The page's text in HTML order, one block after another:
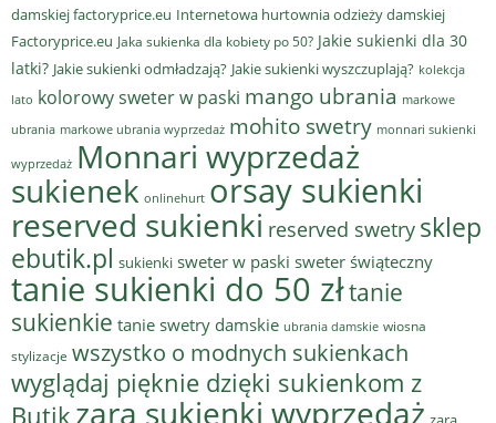
damskiej factoryprice.eu Internetowa hurtownia odzieży damskiej
Factoryprice.eu Jaka sukienka dla kobiety po 50? Jakie sukienki dla 30
latki? Jakie sukienki odmładzają? Jakie sukienki wyszczuplają? kolekcja
lato kolorowy sweter w paski mango ubrania markowe
ubrania markowe ubrania wyprzedaż mohito swetry monnari sukienki
wyprzedaż Monnari wyprzedaż
sukienek onlinehurt orsay sukienki
reserved sukienki reserved swetry sklep
ebutik.pl sukienki sweter w paski sweter świąteczny
tanie sukienki do 50 złtanie
sukienkie tanie swetry damskie ubrania damskie wiosna
stylizacje wszystko o modnych sukienkach
wyglądaj pięknie dzięki sukienkom z
Butik zara sukienki wyprzedaż